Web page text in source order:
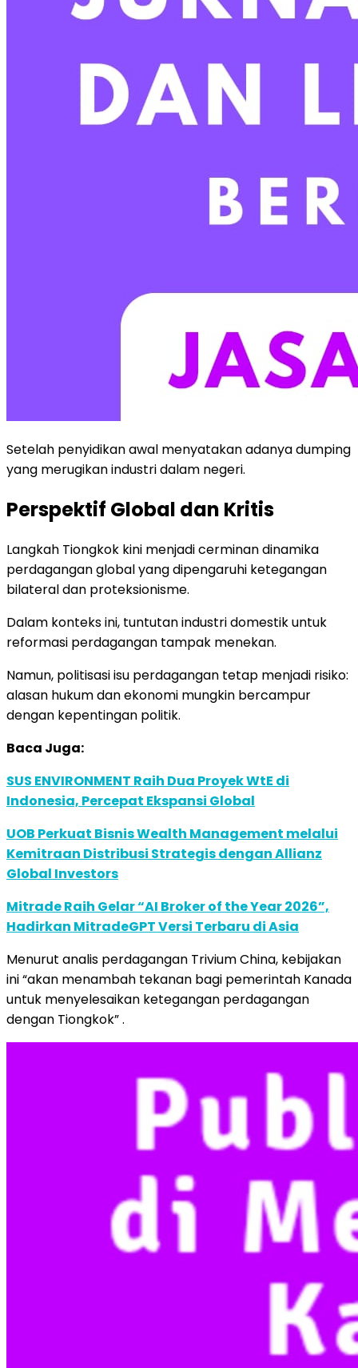
Setelah penyidikan awal menyatakan adanya dumping
yang merugikan industri dalam negeri.
Perspektif Global dan Kritis
Langkah Tiongkok kini menjadi cerminan dinamika
perdagangan global yang dipengaruhi ketegangan
bilateral dan proteksionisme.
Dalam konteks ini, tuntutan industri domestik untuk
reformasi perdagangan tampak menekan.
Namun, politisasi isu perdagangan tetap menjadi risiko:
alasan hukum dan ekonomi mungkin bercampur
dengan kepentingan politik.
Baca Juga:
SUS ENVIRONMENT Raih Dua Proyek WtE di
Indonesia, Percepat Ekspansi Global
UOB Perkuat Bisnis Wealth Management melalui
Kemitraan Distribusi Strategis dengan Allianz
Global Investors
Mitrade Raih Gelar “AI Broker of the Year 2026”,
Hadirkan MitradeGPT Versi Terbaru di Asia
Menurut analis perdagangan Trivium China, kebijakan
ini “akan menambah tekanan bagi pemerintah Kanada
untuk menyelesaikan ketegangan perdagangan
dengan Tiongkok” .